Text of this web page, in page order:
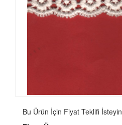
Bu Ürün İçin Fiyat Teklifi İsteyin